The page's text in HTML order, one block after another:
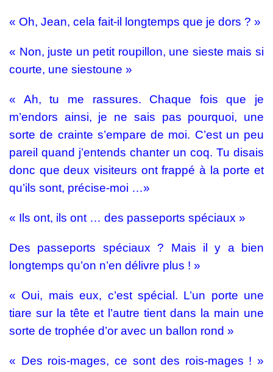
« Oh, Jean, cela fait-il longtemps que je dors ? »
« Non, juste un petit roupillon, une sieste mais si
courte, une siestoune »
« Ah, tu me rassures. Chaque fois que je
m’endors ainsi, je ne sais pas pourquoi, une
sorte de crainte s’empare de moi. C’est un peu
pareil quand j’entends chanter un coq. Tu disais
donc que deux visiteurs ont frappé à la porte et
qu’ils sont, précise-moi …»
« Ils ont, ils ont … des passeports spéciaux »
Des passeports spéciaux ? Mais il y a bien
longtemps qu’on n’en délivre plus ! »
« Oui, mais eux, c’est spécial. L’un porte une
tiare sur la tête et l’autre tient dans la main une
sorte de trophée d’or avec un ballon rond »
« Des rois-mages, ce sont des rois-mages ! »